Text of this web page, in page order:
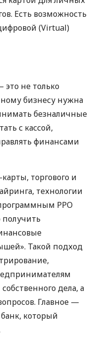
Есть возможность
(Virtual)
не только
бизнесу нужна
безналичные
с кассой,
финансами
торгового и
технологии
РРО
Такой подход
дела, а
Главное —
который